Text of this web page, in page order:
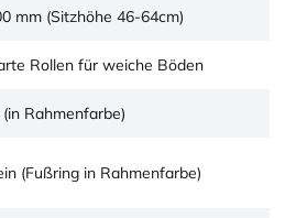
mm (Sitzhöhe 46-64cm)
Rollen für weiche Böden
(in Rahmenfarbe)
(Fußring in Rahmenfarbe)